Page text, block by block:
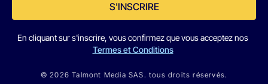
S'INSCRIRE
En cliquant sur s'inscrire, vous confirmez que vous acceptez nos
Termes et Conditions
© 2026 Talmont Media SAS. tous droits réservés.